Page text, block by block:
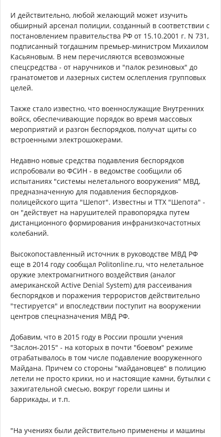
И действительно, любой желающий может изучить
обширный арсенал полиции, созданный в соответствии с
постановлением правительства РФ от 15.10.2001 г. N 731,
подписанный тогдашним премьер-министром Михаилом
Касьяновым. В нем перечисляются всевозможные
спецсредства - от наручников и "палок резиновых" до
гранатометов и лазерных систем ослепления групповых
целей.
Также стало известно, что военнослужащие Внутренних
войск, обеспечивающие порядок во время массовых
мероприятий и разгон беспорядков, получат щиты со
встроенными электрошокерами.
Недавно новые средства подавления беспорядков
испробовали во ФСИН - в ведомстве сообщили об
испытаниях "системы нелетального вооружения" МВД,
предназначенную для подавления беспорядков-
полицейского щита "Шепот". Известны и ТТХ "Шепота" -
он "действует на нарушителей правопорядка путем
дистанционного формирования инфранизкочастотных
колебаний.
Высокопоставленный источник в руководстве МВД РФ
еще в 2014 году сообщал Politonline.ru, что нелетальное
оружие электромагнитного воздействия (аналог
американской Active Denial System) для рассеивания
беспорядков и поражения террористов действительно
"тестируется" и впоследствии поступит на вооружении
центров спецназначения МВД РФ.
Добавим, что в 2015 году в России прошли учения
"Заслон-2015" - на которых в почти "боевом" режиме
отрабатывалось в том числе подавление вооруженного
Майдана. Причем со стороны "майдановцев" в полицию
летели не просто крики, но и настоящие камни, бутылки с
зажигательной смесью, вокруг горели шины и
баррикады, и т.п.
"На учениях были действительно применены и машины